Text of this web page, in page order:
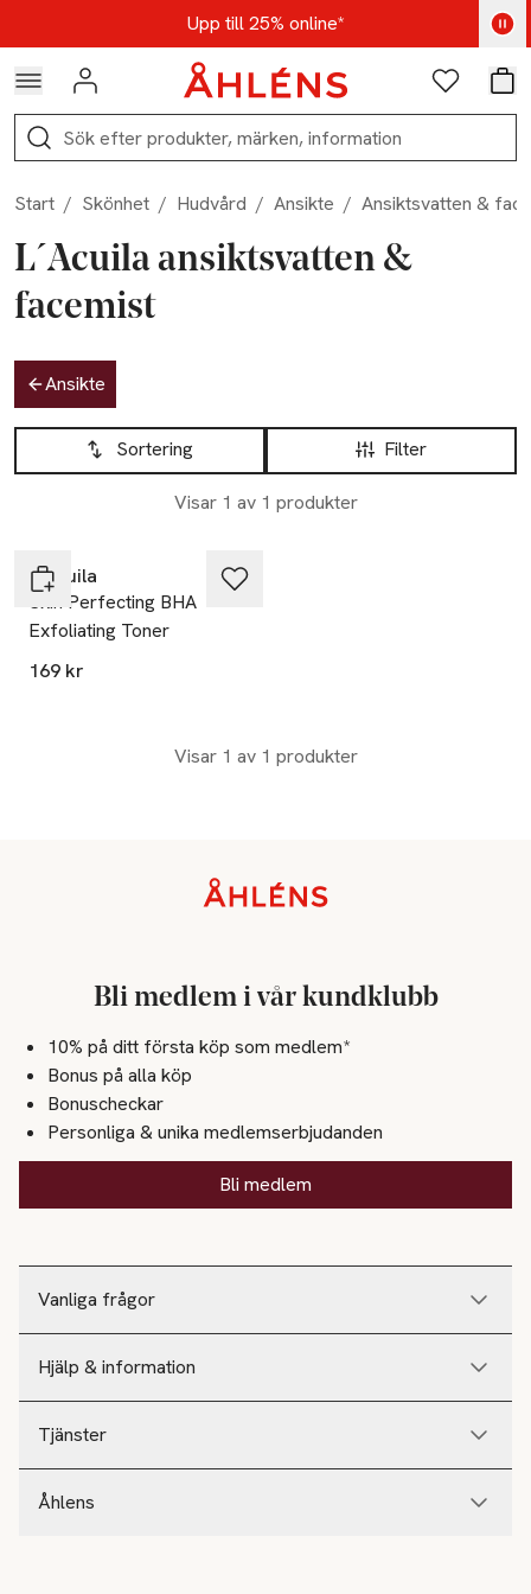
Hoppa till navigationsmenynUpp till 25% online*
Kod: AUG25 - Shoppa nu
Logga in Favoriter
Sök
Start / Skönhet / Hudvård / Ansikte / Ansiktsvatten &
L´Acuila ansiktsvatten &
facemist
Hoppa till produktsidan
Ansikte
Hoppa till produktsidan
Filter
Sortering
Visar 1 av 1 produkter
Lista över produkter
L´Acuila
Skin Perfecting BHA
Exfoliating Toner
169 kr
Visar 1 av 1 produkter
Vanliga frågor
Hjälp & information
Tjänster
Åhlens
Bli medlem i vår kundklubb
10% på ditt första köp som medlem*
Bonus på alla köp
Bonuscheckar
Personliga & unika medlemserbjudanden
Bli medlem